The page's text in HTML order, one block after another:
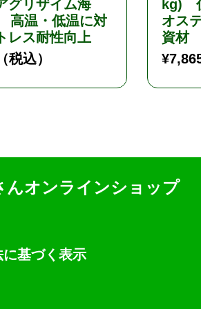
リザイム海
温・低温に対
レス耐性向上
（税込）
kg)
オス
資材
¥
んオンラインショップ
基づく表示